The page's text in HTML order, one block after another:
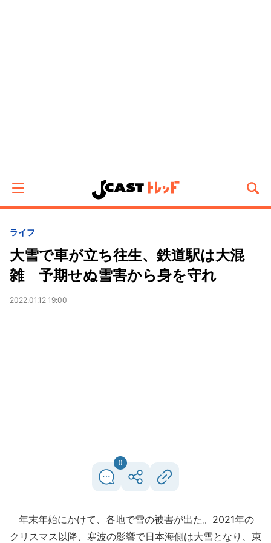
ライフ
大雪で車が立ち往生、鉄道駅は大混
雑 予期せぬ雪害から身を守れ
2022.01.12 19:00
0
年末年始にかけて、各地で雪の被害が出た。2021年の
クリスマス以降、寒波の影響で日本海側は大雪となり、東